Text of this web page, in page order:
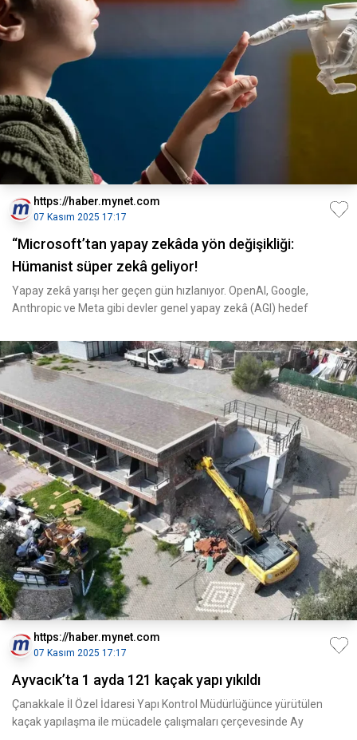
https://haber.mynet.com
07 Kasım 2025 17:17
“Microsoft’tan yapay zekâda yön değişikliği:
Hümanist süper zekâ geliyor!
Yapay zekâ yarışı her geçen gün hızlanıyor. OpenAI, Google,
Anthropic ve Meta gibi devler genel yapay zekâ (AGI) hedef
https://haber.mynet.com
07 Kasım 2025 17:17
Ayvacık’ta 1 ayda 121 kaçak yapı yıkıldı
Çanakkale İl Özel İdaresi Yapı Kontrol Müdürlüğünce yürütülen
kaçak yapılaşma ile mücadele çalışmaları çerçevesinde Ay